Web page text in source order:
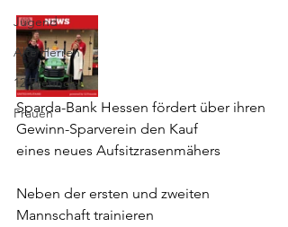
Jugend
Alte Herren
12 Freunde
Frauen
Sparda-Bank Hessen fördert über ihren
Gewinn-Sparverein den Kauf
eines neues Aufsitzrasenmähers
Neben der ersten und zweiten
Mannschaft trainieren